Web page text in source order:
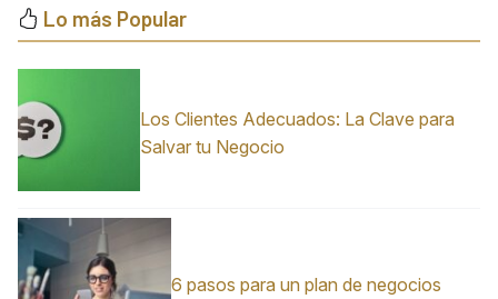
Lo más Popular
Los Clientes Adecuados: La Clave para
Salvar tu Negocio
6 pasos para un plan de negocios